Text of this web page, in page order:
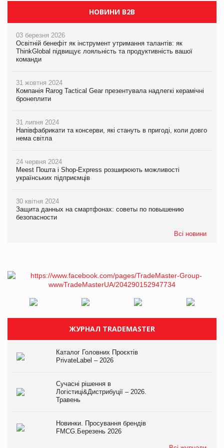
НОВИНИ B2B
03 березня 2026
Освітній бенефіт як інструмент утримання талантів: як
ThinkGlobal підвищує лояльність та продуктивність вашої
команди
31 жовтня 2024
Компанія Rarog Tactical Gear презентувала надлегкі керамічні
бронеплити
31 липня 2024
Напівфабрикати та консерви, які стануть в пригоді, коли довго
нема світла
24 червня 2024
Meest Пошта і Shop-Express розширюють можливості
українських підприємців
30 квітня 2024
Защита данных на смартфонах: советы по повышению
безопасности
Всі новини
ЖУРНАЛ TRADEMASTER
Каталог Головних Проєктів
PrivateLabel – 2026
Сучасні рішення в
Логістиці&Дистрибуції – 2026.
Травень
Новинки. Просування брендів
FMCG.Березень 2026